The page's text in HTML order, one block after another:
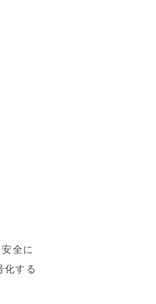
全に
化する